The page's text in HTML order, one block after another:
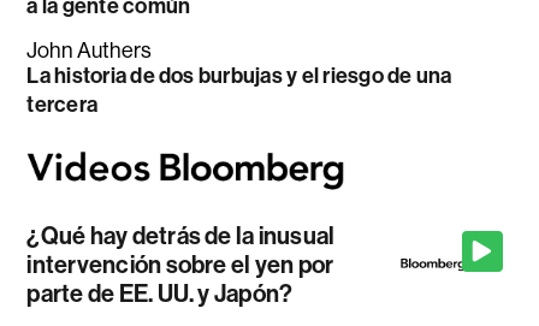
a la gente común
John Authers
La historia de dos burbujas y el riesgo de una
tercera
¿Qué hay detrás de la inusual
intervención sobre el yen por
parte de EE. UU. y Japón?